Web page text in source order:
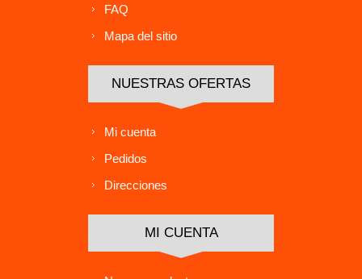
FAQ
Mapa del sitio
NUESTRAS OFERTAS
Mi cuenta
Pedidos
Direcciones
MI CUENTA